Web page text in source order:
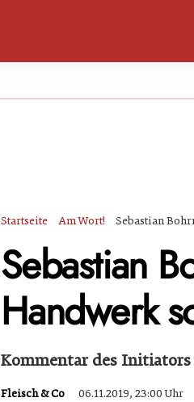
Startseite Am Wort! Sebastian
Sebastian
Handwerk
Kommentar des
Fleisch & Co 06.11.2019, 23:00 Uhr